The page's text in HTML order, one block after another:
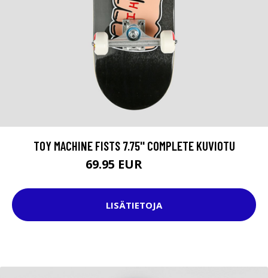
TOY MACHINE FISTS 7.75'' COMPLETE KUVIOTU
69.95 EUR
LISÄTIETOJA